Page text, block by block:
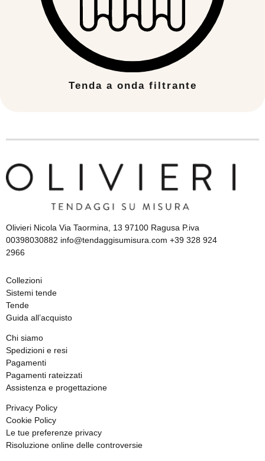
Tenda a onda filtrante
Olivieri Nicola Via Taormina, 13 97100 Ragusa P.iva
00398030882 info@tendaggisumisura.com +39 328 924
2966
Collezioni
Sistemi tende
Tende
Guida all’acquisto
Chi siamo
Spedizioni e resi
Pagamenti
Pagamenti rateizzati
Assistenza e progettazione
Privacy Policy
Cookie Policy
Le tue preferenze privacy
Risoluzione online delle controversie